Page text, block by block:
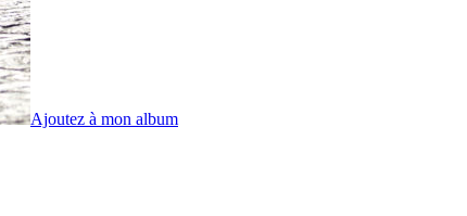
Ajoutez à mon album